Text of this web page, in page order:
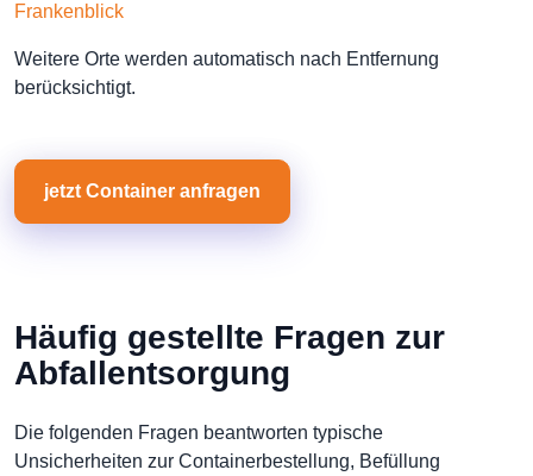
Frankenblick
Weitere Orte werden automatisch nach Entfernung
berücksichtigt.
jetzt Container anfragen
Häufig gestellte Fragen zur
Abfallentsorgung
Die folgenden Fragen beantworten typische
Unsicherheiten zur Containerbestellung, Befüllung